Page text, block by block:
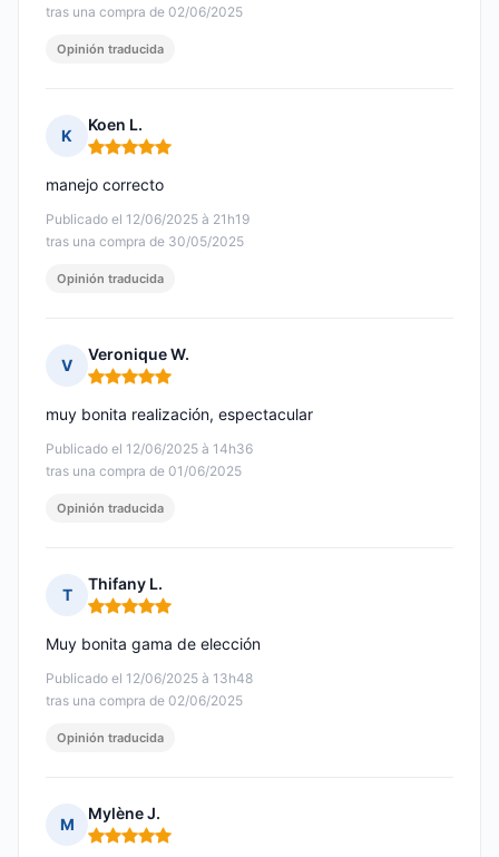
tras una compra de 02/06/2025
Opinión traducida
K
Koen L.
Nota: 5 de 5
Publicado el 12/06/2025 à 21h19
tras una compra de 30/05/2025
manejo correcto
Opinión traducida
V
Veronique W.
Nota: 5 de 5
Publicado el 12/06/2025 à 14h36
tras una compra de 01/06/2025
muy bonita realización, espectacular
Opinión traducida
T
Thifany L.
Nota: 5 de 5
Publicado el 12/06/2025 à 13h48
tras una compra de 02/06/2025
Muy bonita gama de elección
Opinión traducida
M
Mylène J.
Nota: 5 de 5